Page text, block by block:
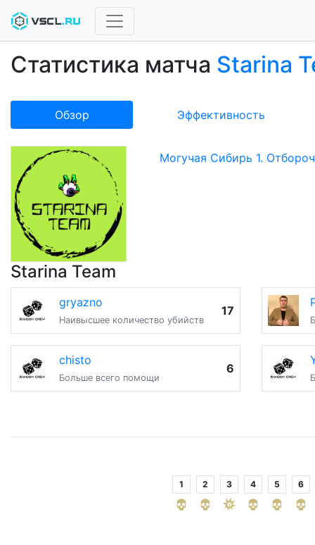
Статистика матча Starina
Обзор Эффективность
Starina Team
Могучая Сибирь 1.
gryazno
Наивысшее количество убийств
17
chisto
Больше всего помощи
6
1 2 3 4 5 6